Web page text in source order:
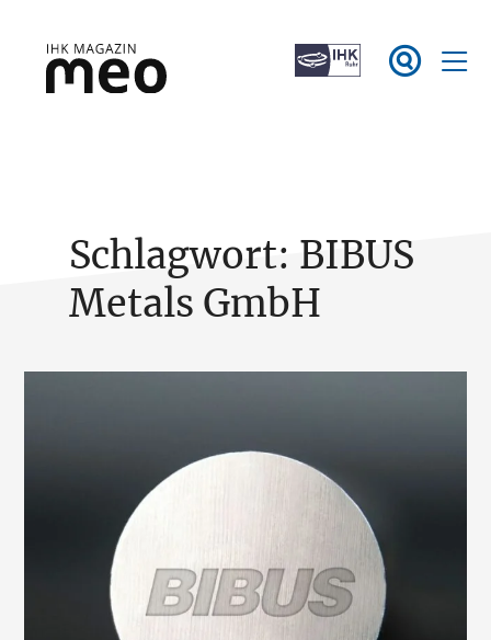

Schlagwort: BIBUS
Metals GmbH